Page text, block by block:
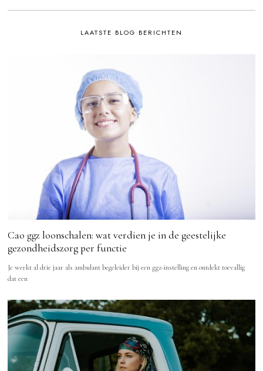
LAATSTE BLOG BERICHTEN
Cao ggz loonschalen: wat verdien je in de geestelijke
gezondheidszorg per functie
Je werkt al drie jaar als ambulant begeleider bij een ggz-instelling en ontdekt toevallig
dat een